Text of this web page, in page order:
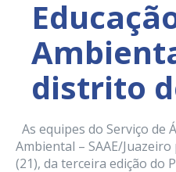
distrito
As equipes do Serviço de
Ambiental – SAAE/
(21), da terceira edição do